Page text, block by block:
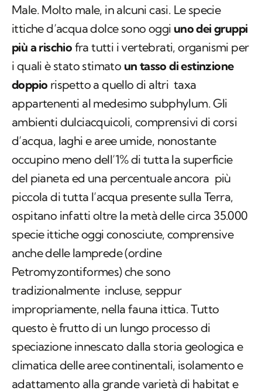
Male. Molto male, in alcuni casi. Le specie
ittiche d’acqua dolce sono oggi uno dei gruppi
più a rischio fra tutti i vertebrati, organismi per
i quali è stato stimato un tasso di estinzione
doppio rispetto a quello di altri taxa
appartenenti al medesimo subphylum. Gli
ambienti dulciacquicoli, comprensivi di corsi
d’acqua, laghi e aree umide, nonostante
occupino meno dell’1% di tutta la superficie
del pianeta ed una percentuale ancora più
piccola di tutta l’acqua presente sulla Terra,
ospitano infatti oltre la metà delle circa 35.000
specie ittiche oggi conosciute, comprensive
anche delle lamprede (ordine
Petromyzontiformes) che sono
tradizionalmente incluse, seppur
impropriamente, nella fauna ittica. Tutto
questo è frutto di un lungo processo di
speciazione innescato dalla storia geologica e
climatica delle aree continentali, isolamento e
adattamento alla grande varietà di habitat e